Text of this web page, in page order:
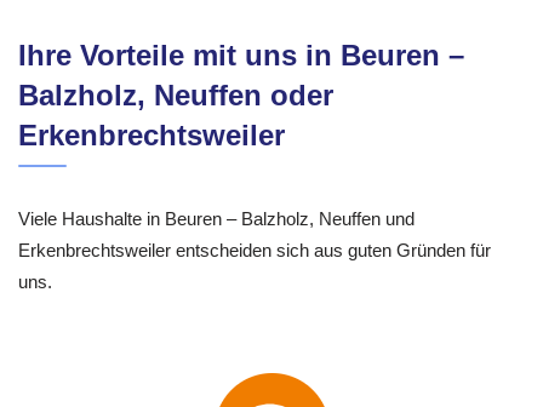
Ihre Vorteile mit uns in Beuren –
Balzholz, Neuffen oder
Erkenbrechtsweiler
Viele Haushalte in Beuren – Balzholz, Neuffen und
Erkenbrechtsweiler entscheiden sich aus guten Gründen für
uns.